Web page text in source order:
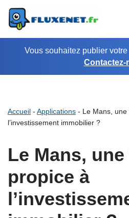
Aller
au
contenuVous souhaitez publier
Contactez-
Accueil - Applications - Le Mans, une
l’investissement immobilier ?
Le Mans,
propice à